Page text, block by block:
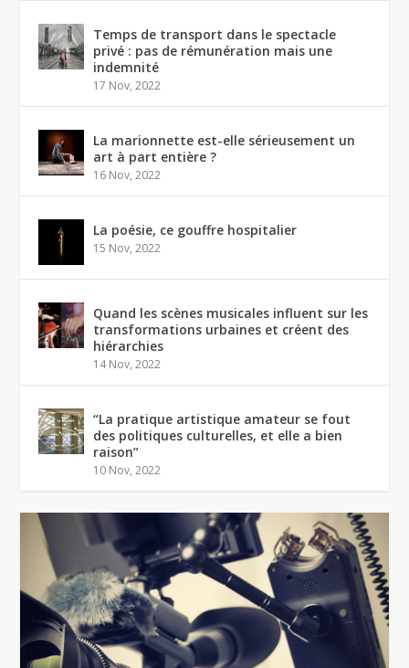
Temps de transport dans le spectacle
privé : pas de rémunération mais une
indemnité
17 Nov, 2022
La marionnette est-elle sérieusement un
art à part entière ?
16 Nov, 2022
La poésie, ce gouffre hospitalier
15 Nov, 2022
Quand les scènes musicales influent sur les
transformations urbaines et créent des
hiérarchies
14 Nov, 2022
“La pratique artistique amateur se fout
des politiques culturelles, et elle a bien
raison”
10 Nov, 2022